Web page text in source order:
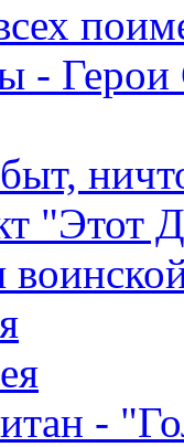
- Герои
"Этот
-